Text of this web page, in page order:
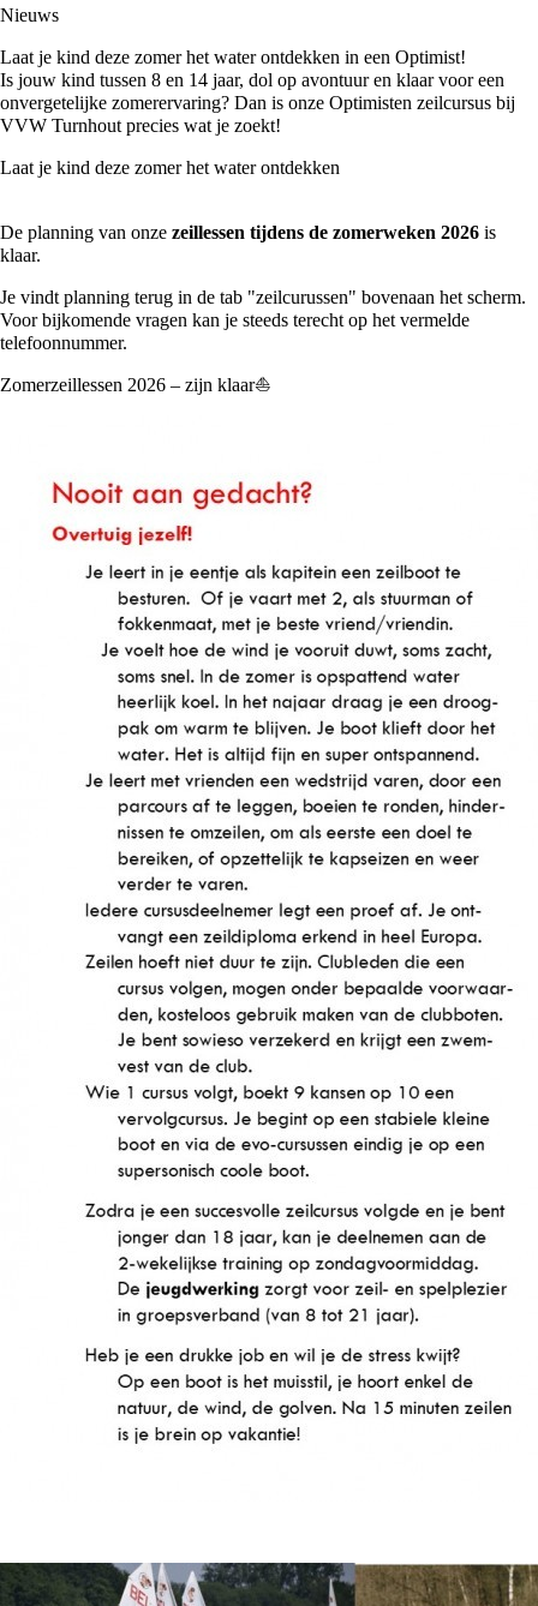
Nieuws
Laat je kind deze zomer het water ontdekken in een Optimist!
Is jouw kind tussen 8 en 14 jaar, dol op avontuur en klaar voor een
onvergetelijke zomerervaring? Dan is onze Optimisten zeilcursus bij
VVW Turnhout precies wat je zoekt!
Laat je kind deze zomer het water ontdekken
De planning van onze zeillessen tijdens de zomerweken 2026 is
klaar.
Je vindt planning terug in de tab "zeilcurussen" bovenaan het scherm.
Voor bijkomende vragen kan je steeds terecht op het vermelde
telefoonnummer.
Zomerzeillessen 2026 – zijn klaar⛵